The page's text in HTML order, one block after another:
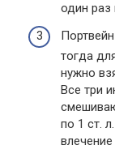
один раз
тогда
нужно
Все три
по 1 ст.
влечение